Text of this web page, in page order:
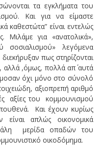
τα εγκλήματα του
Και για να είμαστε
καθεστώτα” είναι εντελώς
Μιλάμε για «ανατολικά»,
σοσιαλισμού» λεγόμενα
πως στηρίζονται
αλλά ,όμως, πολλά απ΄ αυτά
όχι μόνο στο σύνολό
αξιοπρεπή αριθμό
αξίες του κομμουνισμού
Και έχουν κυρίως
είναι απλώς οικονομικά
μερίδα οπαδών του
οικοδόμημα.